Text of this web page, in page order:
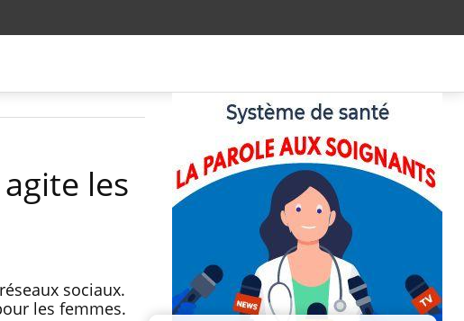
les
sociaux.
les femmes.